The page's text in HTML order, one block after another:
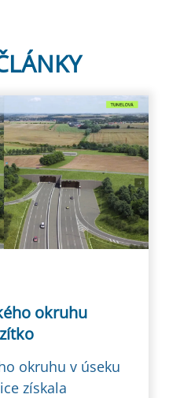
okruhu
okruhu v úseku
získala